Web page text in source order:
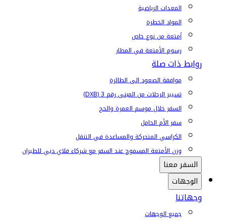
المعدات الرياضية
المواد الخطرة
أمتعة من نوع خاص
رسوم الأمتعة في المطار
روابط ذات صلة
موافقة الصعود إلى الطائرة
تسيير الرحلات من المبنى رقم 3 (DXB)
السفر خلال موسم العمرة والحج
سفر الأم الحامل
الكراسي المتحركة والمساعدة في التنقل
وزن الأمتعة المسموح عند السفر مع شركاء فلاي دبي للطيران
السفر معنا
الوجهات
وجهاتنا
جميع الوجهات